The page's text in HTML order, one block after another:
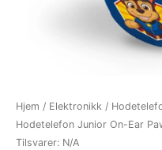
Hjem / Elektronikk /
Hodetelefon Junior On-Ear
Tilsvarer: N/A